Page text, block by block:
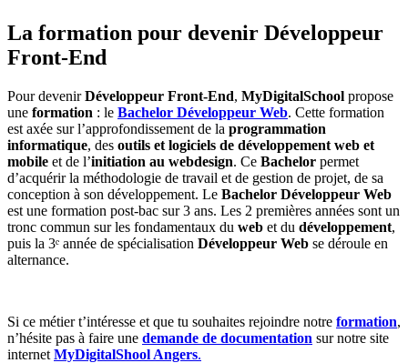
La formation pour devenir Développeur
Front-End
Pour devenirDéveloppeur Front-End, MyDigitalSchool propose
une formation : le Bachelor Développeur Web. Cette formation
est axée sur l’approfondissement de la programmation
informatique, des outils et logiciels de développement web et
mobile et de l’initiation au webdesign. Ce Bachelor permet
d’acquérir la méthodologie de travail et de gestion de projet, de sa
conception à son développement. Le Bachelor Développeur Web
est une formation post-bac sur 3 ans. Les 2 premières années sont un
tronc commun sur les fondamentaux du web et du développement,
puis la 3ᵉ année de spécialisation Développeur Web se déroule en
alternance.
Si ce métier t’intéresse et que tu souhaites rejoindre notre formation,
n’hésite pas à faire une demande de documentation sur notre site
internet MyDigitalShool Angers.